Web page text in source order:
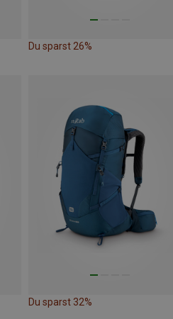
Du sparst 26%
Du sparst 32%